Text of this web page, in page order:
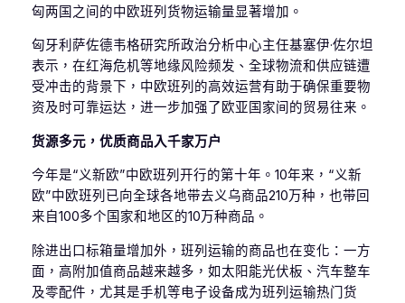
匈两国之间的中欧班列货物运输量显著增加。
匈牙利萨佐德韦格研究所政治分析中心主任基塞伊·佐尔坦
表示，在红海危机等地缘风险频发、全球物流和供应链遭
受冲击的背景下，中欧班列的高效运营有助于确保重要物
资及时可靠运达，进一步加强了欧亚国家间的贸易往来。
货源多元，优质商品入千家万户
今年是“义新欧”中欧班列开行的第十年。10年来，“义新
欧”中欧班列已向全球各地带去义乌商品210万种，也带回
来自100多个国家和地区的10万种商品。
除进出口标箱量增加外，班列运输的商品也在变化：一方
面，高附加值商品越来越多，如太阳能光伏板、汽车整车
及零配件，尤其是手机等电子设备成为班列运输热门货